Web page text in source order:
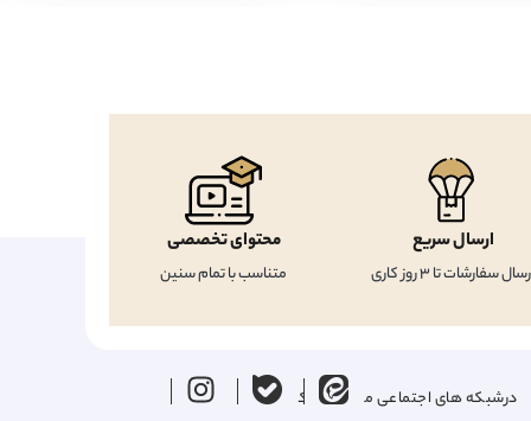
ارسال سریع
سفارشات تا 3 روز کاری
محتوای تخصصی
متناسب با تمام سنین
درشبکه های اجتماعی ما را دنبال کنید